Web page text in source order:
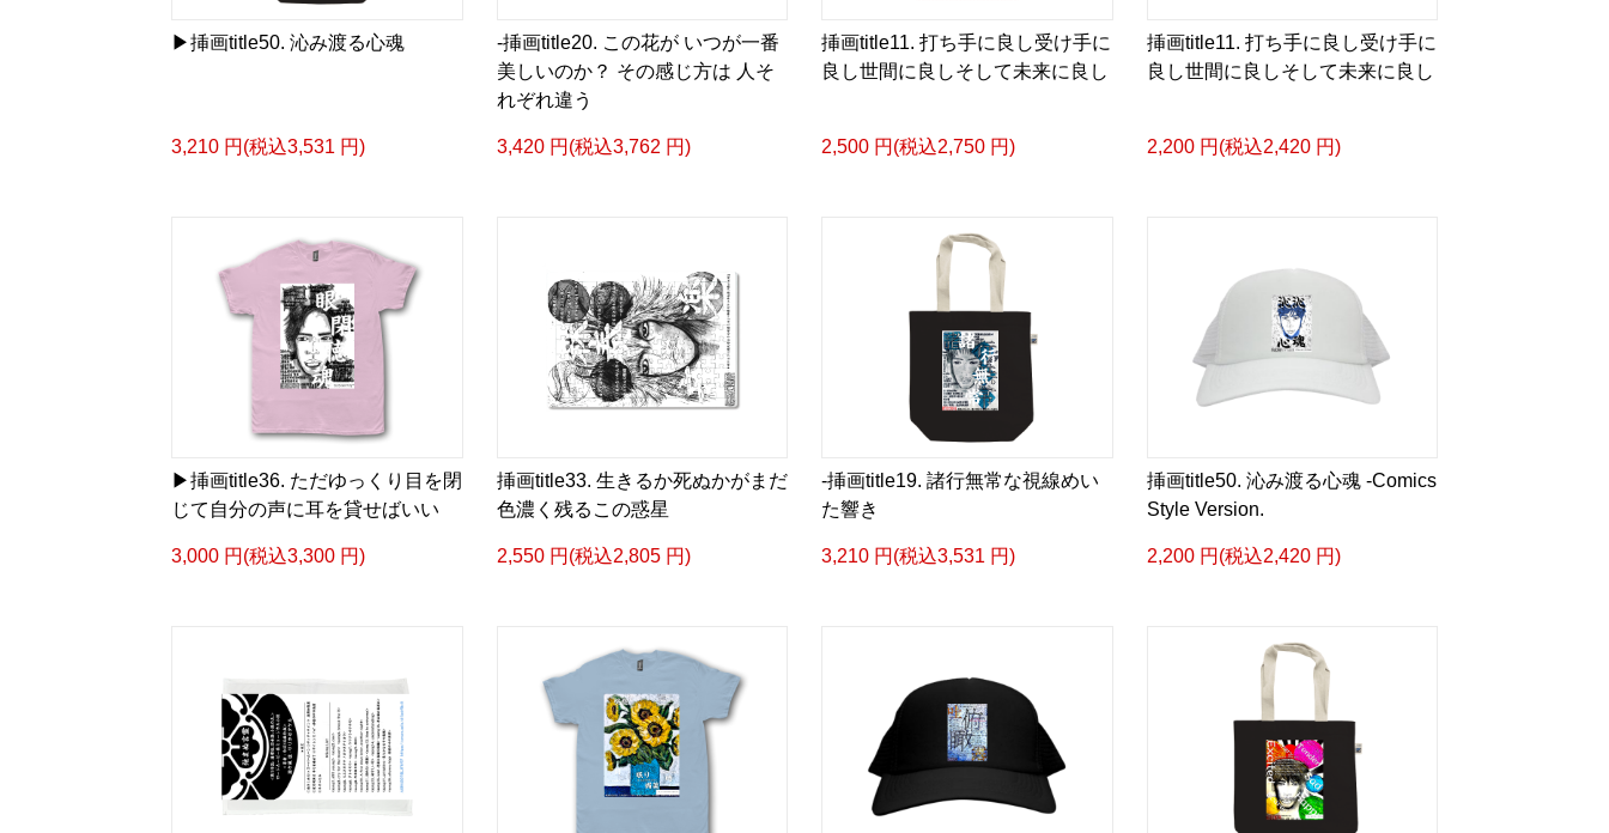
＿＿＿＿＿＿＿＿＿＿＿＿＿＿＿＿＿＿＿＿＿＿
▶︎SUZURI https://suzuri.jp/ririkazetakeru
▶︎GICLEEPOD
▶︎挿画title50. 沁み渡る心魂
3,210 円(税込3,531 円)
-挿画title20. この花が いつが一番
美しいのか？ その感じ方は 人そ
れぞれ違う
3,420 円(税込3,762 円)
挿画title11. 打ち手に良し受け手に
良し世間に良しそして未来に良し
2,500 円(税込2,750 円)
挿画title11. 打ち手に良し受け手に
良し世間に良しそして未来に良し
2,200 円(税込2,420 円)
▶︎挿画title36. ただゆっくり目を閉
じて自分の声に耳を貸せばいい
3,000 円(税込3,300 円)
挿画title33. 生きるか死ぬかがまだ
色濃く残るこの惑星
2,550 円(税込2,805 円)
-挿画title19. 諸行無常な視線めい
た響き
3,210 円(税込3,531 円)
挿画title50. 沁み渡る心魂 -Comics
Style Version.
2,200 円(税込2,420 円)